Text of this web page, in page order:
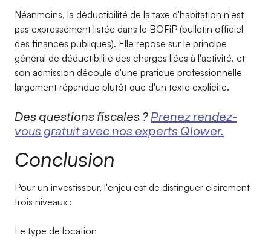
Néanmoins, la déductibilité de la taxe d'habitation n'est
pas expressément listée dans le BOFiP (bulletin officiel
des finances publiques). Elle repose sur le principe
général de déductibilité des charges liées à l'activité, et
son admission découle d'une pratique professionnelle
largement répandue plutôt que d'un texte explicite.
Des questions fiscales ? Prenez rendez-
vous gratuit avec nos experts Qlower.
Conclusion
Pour un investisseur, l'enjeu est de distinguer clairement
trois niveaux :
Le type de location